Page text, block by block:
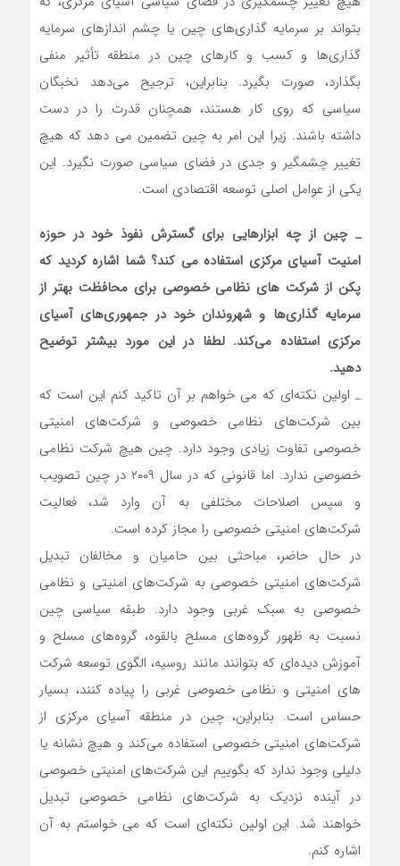
بتواند بر سرمایه گذاری‌های چین یا چشم اندازهای سرمایه
گذاری‌ها و کسب و کارهای چین در منطقه تأثیر منفی
بگذارد، صورت بگیرد. بنابراین، ترجیح می‌دهد نخبگان
سیاسی که روی کار هستند، همچنان قدرت را در دست
داشته باشند. زیرا این امر به چین تضمین می دهد که هیچ
تغییر چشمگیر و جدی در فضای سیاسی صورت نگیرد. این
یکی از عوامل اصلی توسعه اقتصادی است.
_چین از چه ابزارهایی برای گسترش نفوذ خود در حوزه
امنیت آسیای مرکزی استفاده می کند؟ شما اشاره کردید که
پکن از شرکت های نظامی خصوصی برای محافظت بهتر از
سرمایه گذاری‌ها و شهروندان خود در جمهوری‌های آسیای
مرکزی استفاده می‌کند. لطفا در این مورد بیشتر توضیح
دهید.
_ اولین نکته‌ای که می خواهم بر آن تاکید کنم این است که
بین شرکت‌های نظامی خصوصی و شرکت‌های امنیتی
خصوصی تفاوت زیادی وجود دارد. چین هیچ شرکت نظامی
خصوصی ندارد. اما قانونی که در سال ۲۰۰۹ در چین تصویب
و سپس اصلاحات مختلفی به آن وارد شد، فعالیت
شرکت‌های امنیتی خصوصی را مجاز کرده است.
در حال حاضر، مباحثی بین حامیان و مخالفان تبدیل
شرکت‌های امنیتی خصوصی به شرکت‌های امنیتی و نظامی
خصوصی به سبک غربی وجود دارد. طبقه سیاسی چین
نسبت به ظهور گروه‌های مسلح بالقوه، گروه‌های مسلح و
آموزش دیده‌ای که بتوانند مانند روسیه، الگوی توسعه شرکت
های امنیتی و نظامی خصوصی غربی را پیاده کنند، بسیار
حساس است. بنابراین، چین در منطقه آسیای مرکزی از
شرکت‌های امنیتی خصوصی استفاده می‌کند و هیچ نشانه یا
دلیلی وجود ندارد که بگوییم این شرکت‌های امنیتی خصوصی
در آینده نزدیک به شرکت‌های نظامی خصوصی تبدیل
خواهند شد. این اولین نکته‌ای است که می خواستم به آن
اشاره کنم.